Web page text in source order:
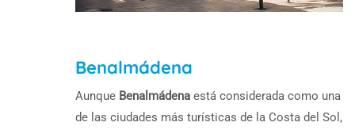
Benalmádena
Aunque Benalmádena está considerada como una
de las ciudades más turísticas de la Costa del Sol,